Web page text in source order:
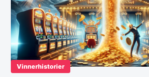
Vinnerhistorier